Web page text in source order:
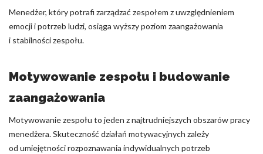
Menedżer, który potrafi zarządzać zespołem z uwzględnieniem
emocji i potrzeb ludzi, osiąga wyższy poziom zaangażowania
i stabilności zespołu.
Motywowanie zespołu i budowanie
zaangażowania
Motywowanie zespołu to jeden z najtrudniejszych obszarów pracy
menedżera. Skuteczność działań motywacyjnych zależy
od umiejętności rozpoznawania indywidualnych potrzeb